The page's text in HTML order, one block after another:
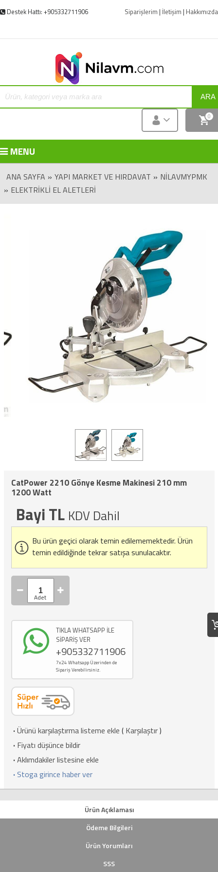
Destek Hattı: +905332711906 Siparişlerim | İletişim | Hakkımızda
ARA
0
MENU
ANA SAYFA » YAPI MARKET VE HIRDAVAT » NILAVMYPMK
» ELEKTRIKLI EL ALETLERI
CatPower 2210 Gönye Kesme Makinesi 210 mm
1200 Watt
Bayi TL KDV Dahil
Bu ürün geçici olarak temin edilememektedir. Ürün
temin edildiğinde tekrar satışa sunulacaktır.
TIKLA WHATSAPP İLE
SİPARİŞ VER
+905332711906
7x24 Whatsapp Üzerinden de
Sipariş Verebilirsiniz.
·Ürünü karşılaştırma listeme ekle ( Karşılaştır)
· Fiyatı düşünce bildir
·Aklımdakiler listesine ekle
· Stoga girince haber ver
Ürün Açıklaması
Ödeme Bilgileri
Ürün Yorumları
SSS